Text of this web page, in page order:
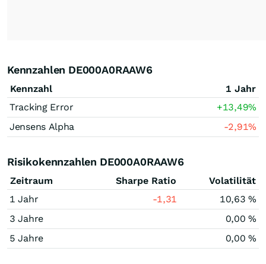
Kennzahlen DE000A0RAAW6
Kennzahl
1 Jahr
Tracking Error
+13,49%
Jensens Alpha
-2,91%
Risikokennzahlen DE000A0RAAW6
Zeitraum Sharpe Ratio
Volatilität
1 Jahr
-1,31
10,63 %
3 Jahre
0,00 %
5 Jahre
0,00 %